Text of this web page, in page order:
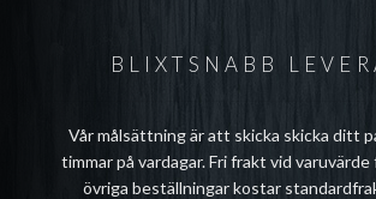
BLIXTSNABB
Vår målsättning är att skicka skicka ditt
timmar på vardagar. Fri frakt vid
övriga beställningar kostar